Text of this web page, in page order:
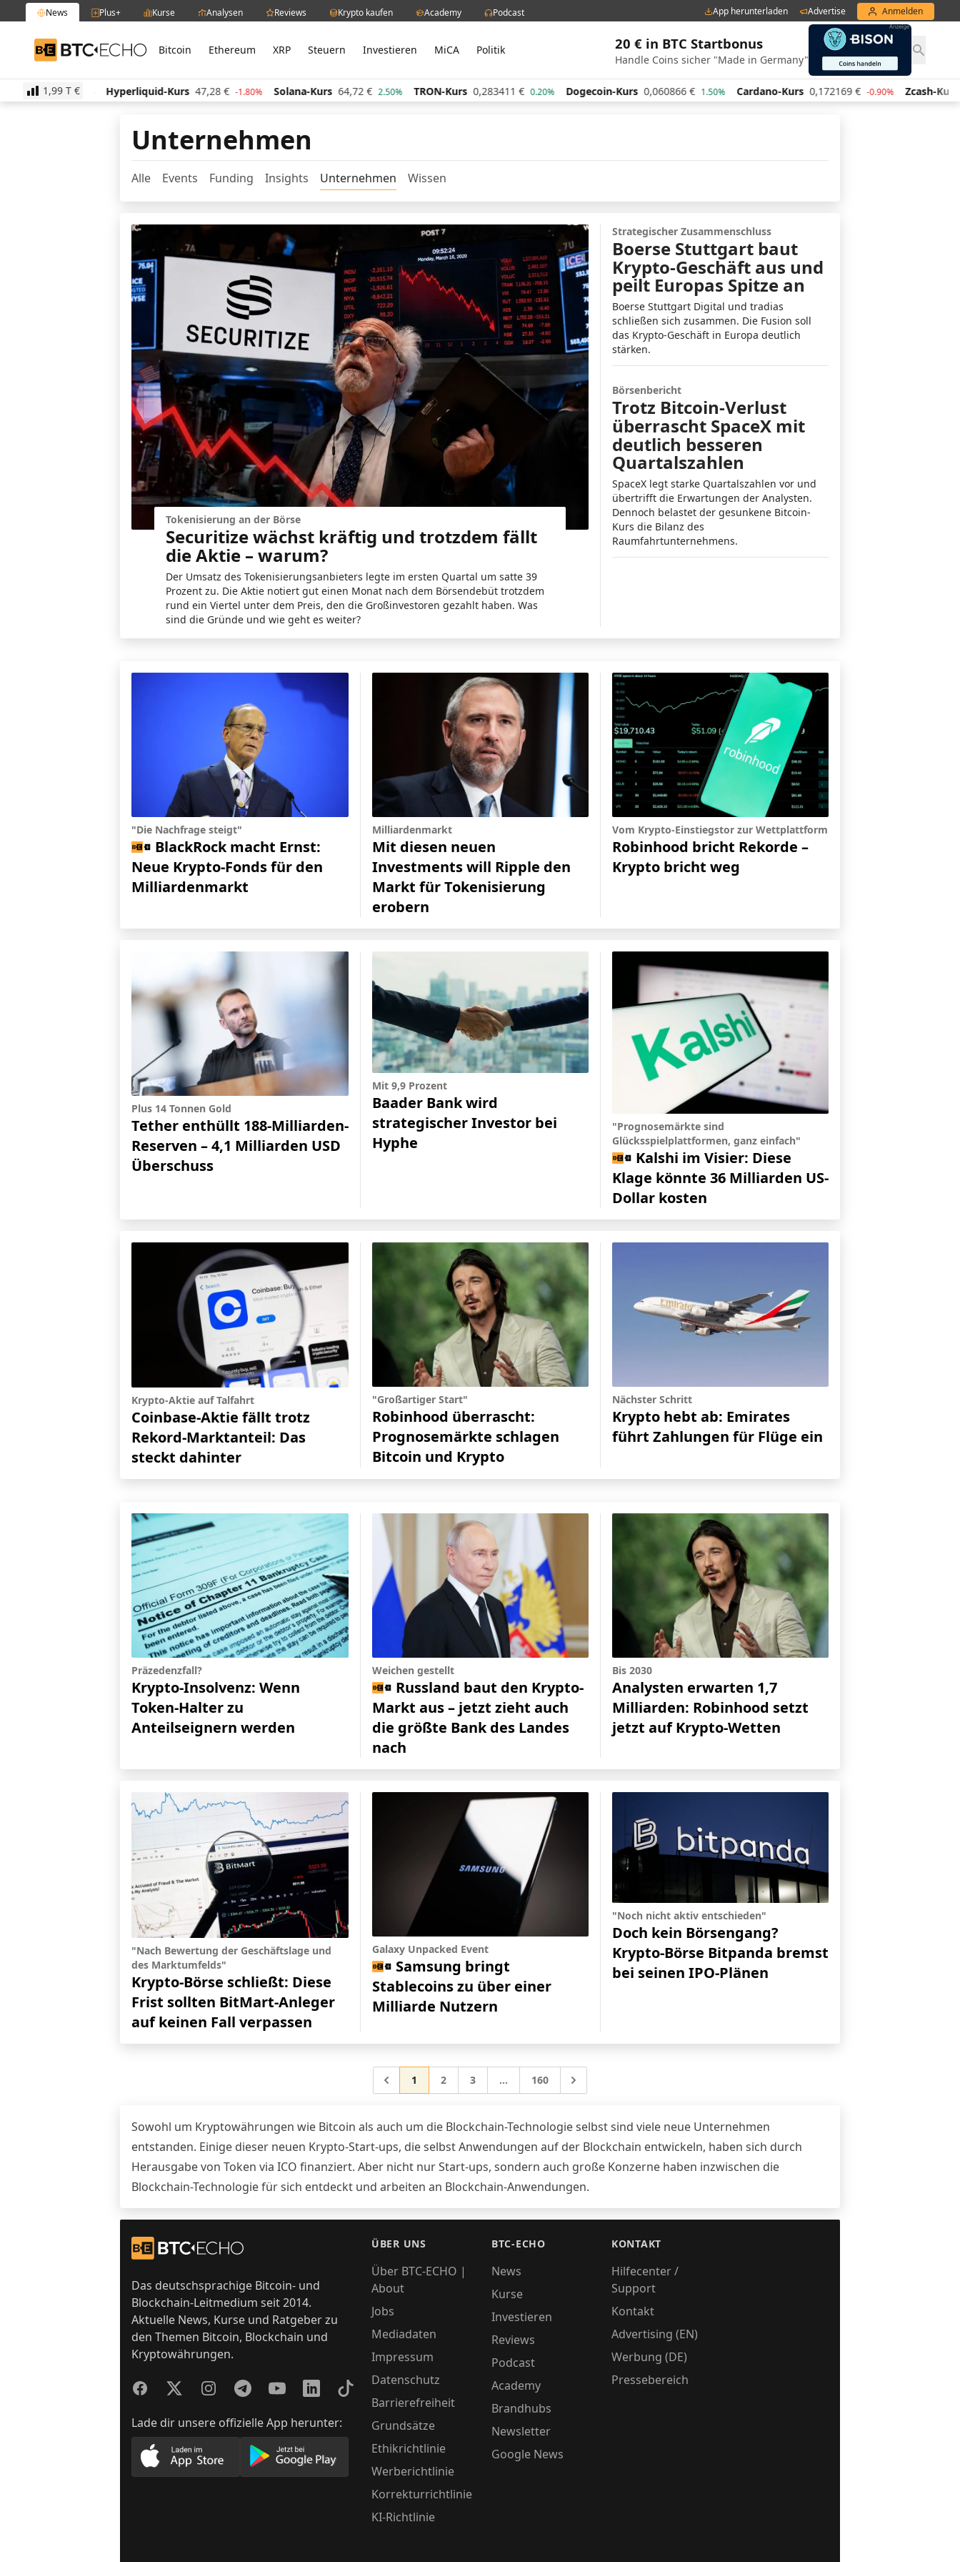
News Plus+ Kurse Analysen Reviews Krypto kaufen Academy Podcast App herunterladen Advertise Anmelden
BTC-ECHO Bitcoin Ethereum XRP Steuern Investieren MiCA Politik 20 € in BTC Startbonus
Handle Coins sicher "Made in Germany"
1,99 T €
514,29 € 1.50% Hyperliquid-Kurs 47,28 € -1.80% Solana-Kurs 64,72 € 2.50% TRON-Kurs 0,283411 € 0.20% Dogecoin-Kurs 0,060866 € 1.50% Cardano-Kurs 0,172169 € -0.90% Zcash-Kurs
Unternehmen
Alle Events Funding Insights Unternehmen Wissen
Tokenisierung an der Börse
Securitize wächst kräftig und trotzdem fällt
die Aktie – warum?
Der Umsatz des Tokenisierungsanbieters legte im ersten Quartal um satte 39
Prozent zu. Die Aktie notiert gut einen Monat nach dem Börsendebüt trotzdem
rund ein Viertel unter dem Preis, den die Großinvestoren gezahlt haben. Was
sind die Gründe und wie geht es weiter?
Strategischer Zusammenschluss
Boerse Stuttgart baut
Krypto-Geschäft aus und
peilt Europas Spitze an
Boerse Stuttgart Digital und tradias
schließen sich zusammen. Die Fusion soll
das Krypto-Geschäft in Europa deutlich
stärken.
Börsenbericht
Trotz Bitcoin-Verlust
überrascht SpaceX mit
deutlich besseren
Quartalszahlen
SpaceX legt starke Quartalszahlen vor und
übertrifft die Erwartungen der Analysten.
Dennoch belastet der gesunkene Bitcoin-
Kurs die Bilanz des
Raumfahrtunternehmens.
"Die Nachfrage steigt"
BlackRock macht Ernst:
Neue Krypto-Fonds für den
Milliardenmarkt
Milliardenmarkt
Mit diesen neuen
Investments will Ripple den
Markt für Tokenisierung
erobern
Vom Krypto-Einstiegstor zur Wettplattform
Robinhood bricht Rekorde –
Krypto bricht weg
Plus 14 Tonnen Gold
Tether enthüllt 188-Milliarden-
Reserven – 4,1 Milliarden USD
Überschuss
Mit 9,9 Prozent
Baader Bank wird
strategischer Investor bei
Hyphe
"Prognosemärkte sind
Glücksspielplattformen, ganz einfach"
Kalshi im Visier: Diese
Klage könnte 36 Milliarden US-
Dollar kosten
Krypto-Aktie auf Talfahrt
Coinbase-Aktie fällt trotz
Rekord-Marktanteil: Das
steckt dahinter
"Großartiger Start"
Robinhood überrascht:
Prognosemärkte schlagen
Bitcoin und Krypto
Nächster Schritt
Krypto hebt ab: Emirates
führt Zahlungen für Flüge ein
Präzedenzfall?
Krypto-Insolvenz: Wenn
Token-Halter zu
Anteilseignern werden
Weichen gestellt
Russland baut den Krypto-
Markt aus – jetzt zieht auch
die größte Bank des Landes
nach
Bis 2030
Analysten erwarten 1,7
Milliarden: Robinhood setzt
jetzt auf Krypto-Wetten
"Nach Bewertung der Geschäftslage und
des Marktumfelds"
Krypto-Börse schließt: Diese
Frist sollten BitMart-Anleger
auf keinen Fall verpassen
Galaxy Unpacked Event
Samsung bringt
Stablecoins zu über einer
Milliarde Nutzern
"Noch nicht aktiv entschieden"
Doch kein Börsengang?
Krypto-Börse Bitpanda bremst
bei seinen IPO-Plänen
Gehe zur Seite
1 Gehe zur Seite
2 Gehe zur Seite
3 Zwischenseiten weggelassen
… Gehe zur Seite
160 Gehe zu
Sowohl um Kryptowährungen wie Bitcoin als auch um die Blockchain-Technologie selbst sind viele neue Unternehmen
entstanden. Einige dieser neuen Krypto-Start-ups, die selbst Anwendungen auf der Blockchain entwickeln, haben sich durch
Herausgabe von Token via ICO finanziert. Aber nicht nur Start-ups, sondern auch große Konzerne haben inzwischen die
Blockchain-Technologie für sich entdeckt und arbeiten an Blockchain-Anwendungen.
Zur Startseite
Das deutschsprachige Bitcoin- und
Blockchain-Leitmedium seit 2014.
Aktuelle News, Kurse und Ratgeber zu
den Themen Bitcoin, Blockchain und
Kryptowährungen.
FacebookTwitterInstagramTelegramYouTubeLinkedInTikTok
Lade dir unsere offizielle App herunter:
Lade unsere App im AppStore herunterLade unsere App im PlayStore herunter
ÜBER UNS
Über BTC-ECHO |
About
Jobs
Mediadaten
Impressum
Datenschutz
Barrierefreiheit
Grundsätze
Ethikrichtlinie
Werberichtlinie
Korrekturrichtlinie
KI-Richtlinie
BTC-ECHO
News
Kurse
Investieren
Reviews
Podcast
Academy
Brandhubs
Newsletter
Google News
KONTAKT
Hilfecenter /
Support
Kontakt
Advertising (EN)
Werbung (DE)
Pressebereich